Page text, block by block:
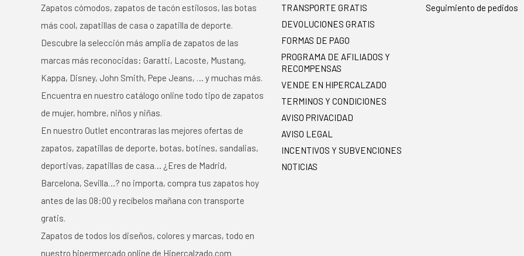
Zapatos cómodos, zapatos de tacón estilosos, las botas
más cool, zapatillas de casa o zapatilla de deporte.
Descubre la selección más amplia de zapatos de las
marcas más reconocidas: Garatti, Lacoste, Mustang,
Kappa, Disney, John Smith, Pepe Jeans, … y muchas más.
Encuentra en nuestro catálogo online todo tipo de zapatos
de mujer, hombre, niños y niñas.
En nuestro Outlet encontraras las mejores ofertas de
zapatos, zapatillas de deporte, botas, botines, sandalias,
deportivas, zapatillas de casa… ¿Eres de Madrid,
Barcelona, Sevilla…? no importa, compra tus zapatos hoy
antes de las 08:00 y recíbelos mañana con transporte
gratis.
Zapatos de todos los diseños, colores y marcas, todo en
nuestro hipermercado online de Hipercalzado.com
TRANSPORTE GRATIS
DEVOLUCIONES GRATIS
FORMAS DE PAGO
PROGRAMA DE AFILIADOS Y
RECOMPENSAS
VENDE EN HIPERCALZADO
TERMINOS Y CONDICIONES
AVISO PRIVACIDAD
AVISO LEGAL
INCENTIVOS Y SUBVENCIONES
NOTICIAS
Seguimiento de pedidos